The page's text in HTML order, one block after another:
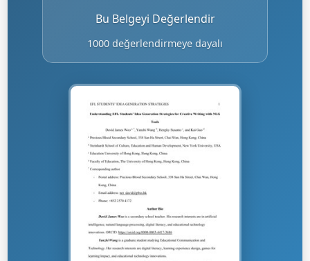
Bu Belgeyi Değerlendir
1000 değerlendirmeye dayalı